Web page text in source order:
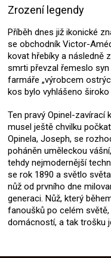
Zrození legendy
Příběh dnes již ikonické
se obchodník Victor-
kovat hřebíky a následně
smrti převzal řemeslo
farmáře „výrobcem
kos bylo vyhlášeno
Ten pravý Opinel-zavírací
musel ještě chvilku
Opinela, Joseph, se
poháněn uměleckou
tehdy nejmodernější
se rok 1890 a světlo
nůž od prvního dne
generaci. Nůž, který
fanoušků po celém
domácností, a tak trošku